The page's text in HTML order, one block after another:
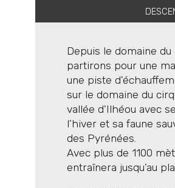
l’itinéraire
Un pack
Sonde) et
Les skis
possible
Un sac a
barres de
Si vous
Depuis le domaine du
partirons pour une
une piste
sur le domaine du
vallée d'Ilhéou avec
l'hiver et sa faune
des Pyrénées.
Avec plus de 1100
entraînera jusqu'au